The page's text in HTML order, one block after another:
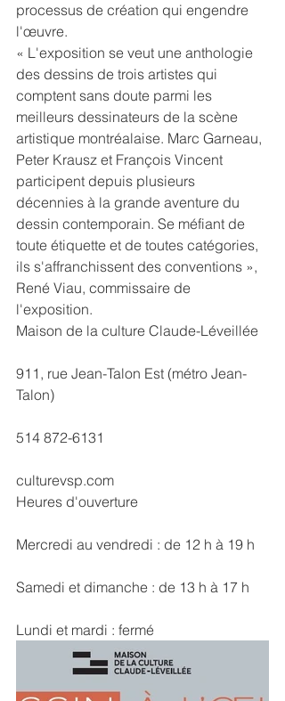
processus de création qui engendre
l'œuvre.
« L'exposition se veut une anthologie
des dessins de trois artistes qui
comptent sans doute parmi les
meilleurs dessinateurs de la scène
artistique montréalaise. Marc Garneau,
Peter Krausz et François Vincent
participent depuis plusieurs
décennies à la grande aventure du
dessin contemporain. Se méfiant de
toute étiquette et de toutes catégories,
ils s'affranchissent des conventions »,
René Viau, commissaire de
l'exposition.
Maison de la culture Claude-Léveillée
911, rue Jean-Talon Est (métro Jean-
Talon)
514 872-6131
culturevsp.com
Heures d'ouverture
Mercredi au vendredi : de 12 h à 19 h
Samedi et dimanche : de 13 h à 17 h
Lundi et mardi : fermé